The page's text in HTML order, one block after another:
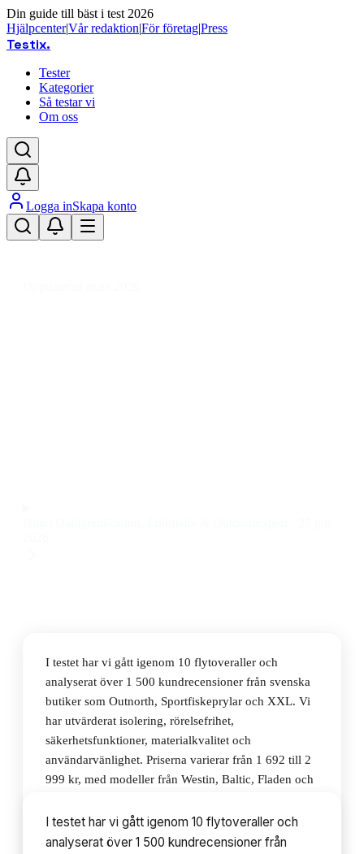
Din guide till bäst i test 2026
Hjälpcenter|Vår redaktion|För företag|Press
Testix.
Tester
Kategorier
Så testar vi
Om oss
Logga inSkapa konto
I testet har vi gått igenom 10 flytoveraller och
analyserat över 1 500 kundrecensioner från svenska
butiker som Outnorth, Sportfiskeprylar och XXL. Vi
har utvärderat isolering, rörelsefrihet,
säkerhetsfunktioner, materialkvalitet och
användarvänlighet. Priserna varierar från 1 692 till 2
999 kr, med modeller från Westin, Baltic, Fladen och
Innehållsförteckning 10avsnitt
I testet har vi gått igenom 10 flytoveraller och
analyserat över 1 500 kundrecensioner från